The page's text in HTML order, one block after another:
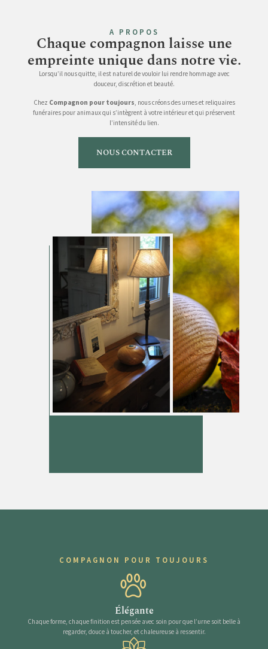
A PROPOS
Chaque compagnon laisse une
empreinte unique dans notre vie.
Lorsqu’il nous quitte, il est naturel de vouloir lui rendre hommage avec
douceur, discrétion et beauté.
Chez Compagnon pour toujours, nous créons des urnes et reliquaires
funéraires pour animaux qui s’intègrent à votre intérieur et qui préservent
l’intensité du lien.
NOUS CONTACTER
COMPAGNON POUR TOUJOURS
Élégante
Chaque forme, chaque finition est pensée avec soin pour que l’urne soit belle à
regarder, douce à toucher, et chaleureuse à ressentir.